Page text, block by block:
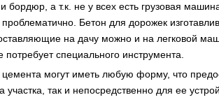
бордюр, а т.к. не у всех есть грузовая
проблематично. Бетон для дорожек
на дачу можно и на легковой
потребует специального инструмента.
цемента могут иметь любую форму, что
участка, так и непосредственно для ее